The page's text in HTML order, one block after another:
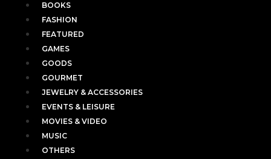
BOOKS
FASHION
FEATURED
GAMES
GOODS
GOURMET
JEWELRY & ACCESSORIES
EVENTS & LEISURE
MOVIES & VIDEO
MUSIC
OTHERS